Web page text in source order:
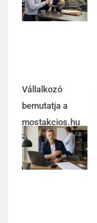
műhely mellett
Vállalkozó
bemutatja a
mostakcios.hu
domain név
megszerzését.